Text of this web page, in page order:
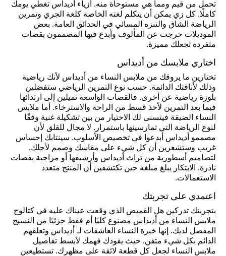
تحمل من قيم ومما هي مستوحاة منه. أزياء أديداس تغطي يومك
كاملًا. كل زي يمكن أن يتكلم لغته الخاصة كلغة الجري وتمرين
الرياضة الشاق والتنزه المسائي في الحدائق العامة. بعض
الموديلات خرجت عن المألوف وأبدع فيها المصممون بقصات
متفردة تجعلك مميزة.
اختاري ملابسك من أديداس
تختارين ما يروقك من ملابس النساء من أديداس لأنك رياضية
وذلك لأناقتك الدائمة. حسب نوع التمرين الرياضي ستفضلين
بلوزة رياضية عن أخرى. فالقصات الواسعة تميلين إلى ارتدائها
فيما بعد التمرين لأخذ قسط من الراحة والاسترخاء. أما ملابس
النساء الضيقة فيتسنى لك الاختيار من بين تشكيلة غنية وفقًا
لنوع الرياضة التي تمارسينها باستمرار. لا مجال للقلق لأن
مصممو أديداس أبدعوا في تخصيص الأسلوب. سينتابك إحساس
غريب وستشعرين أن كل شيء على مقاسك وصمم لأجلك.
لتصاميم أسطورية من تراث أديداس وأرشيفها أو مزاجية بقصات
نادرة. الابتكار يبلغ مبلغه حين تكتشفين أن المنتج متعدد
الاستعمالات.
اعتمدي على تجربتك
بتجربتك تدركين هل القميص الذي وقعت عيناك عليه في كتالوج
ملابس النساء من أديداس مصنوع كليًا أم فقط جزئيًا من النسيج
المفضل لديك. إنها خبرة النساء العاشقات لـ أديداس وتعلقهم
الدائم بكل شيء متقن. حيث يقودك فهمك لأبسط تفاصيل
ملابس النساء لجعل كل قطعة لائقة على مظهرك. تستطيعين